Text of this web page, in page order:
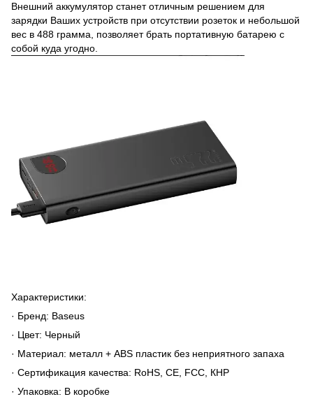
Внешний аккумулятор станет отличным решением для
зарядки Ваших устройств при отсутствии розеток и небольшой
вес в 488 грамма, позволяет брать портативную батарею с
собой куда угодно.
Характеристики:
· Бренд: Baseus
· Цвет: Черный
· Материал: металл + ABS пластик без неприятного запаха
· Сертификация качества: RoHS, CE, FCC, КНР
· Упаковка: В коробке